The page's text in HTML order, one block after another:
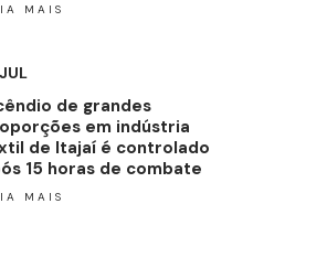
MAIS
de grandes
em indústria
de Itajaí é controlado
15 horas de combate
MAIS